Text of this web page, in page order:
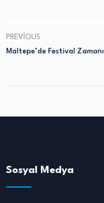
PREVIOUS
Maltepe’de Festival Zamanı
Sosyal Medya